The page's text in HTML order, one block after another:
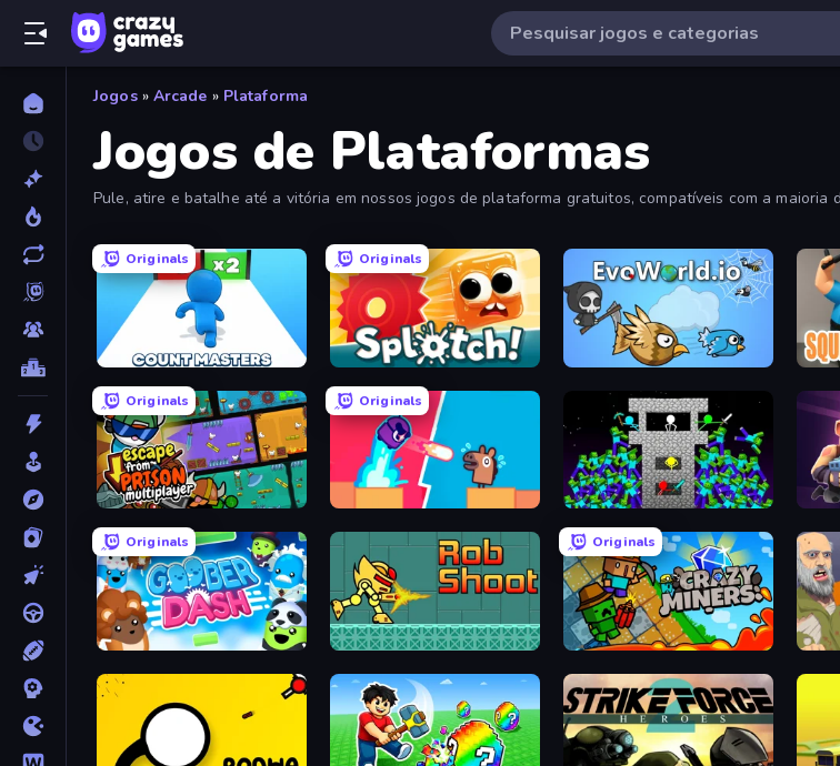
Jogos » Arcade » Plataforma
Jogos de Plataformas
Pule, atire e batalhe até a vitória em nossos jogos de plataforma gratuitos, compatíveis com a maioria
Originals Originals
Splotch! EvoWorld.io (FlyOrDie.io) Obby
Originals
Escape From Prison Multiplayer
Originals
Boom Slingers ReBoom Stick Epic Fighter
Originals
Goober Dash RobShoot
Originals
Crazy Miners